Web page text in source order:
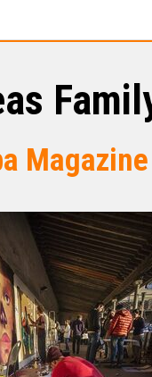
Magazine